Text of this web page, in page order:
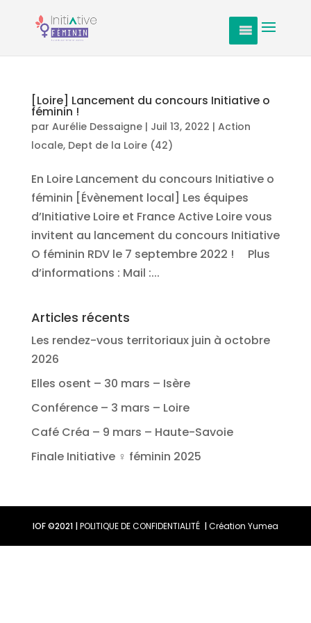
[Loire] Lancement du concours Initiative o
féminin !
par Aurélie Dessaigne| Juil 13, 2022 | Action
locale, Dept de la Loire (42)
En Loire Lancement du concours Initiative o
féminin [Évènement local] Les équipes
d’Initiative Loire et France Active Loire vous
invitent au lancement du concours Initiative
O féminin RDV le 7 septembre 2022 ! Plus
d’informations : Mail :...
Articles récents
Les rendez-vous territoriaux juin à octobre
2026
Elles osent – 30 mars – Isère
Conférence – 3 mars – Loire
Café Créa – 9 mars – Haute-Savoie
Finale Initiative ♀ féminin 2025
IOF ©2021 |POLITIQUE DE CONFIDENTIALITÉ |Création Yumea